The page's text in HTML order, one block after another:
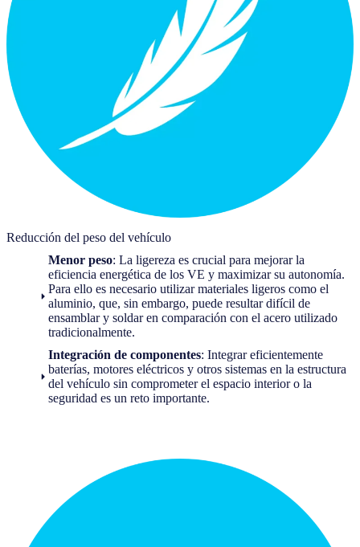
Reducción del peso del vehículo
Menor peso: La ligereza es crucial para mejorar la
eficiencia energética de los VE y maximizar su autonomía.
Para ello es necesario utilizar materiales ligeros como el
aluminio, que, sin embargo, puede resultar difícil de
ensamblar y soldar en comparación con el acero utilizado
tradicionalmente.
Integración de componentes: Integrar eficientemente
baterías, motores eléctricos y otros sistemas en la estructura
del vehículo sin comprometer el espacio interior o la
seguridad es un reto importante.